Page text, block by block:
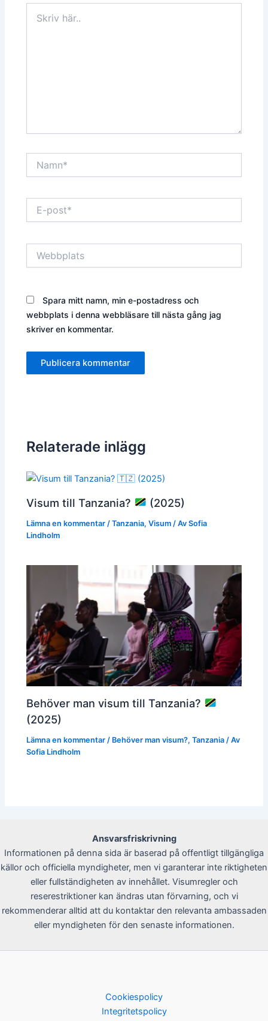
här..
post*
Spara mitt namn, min e-postadress och
webbplats i denna webbläsare till nästa gång jag
skriver en kommentar.
Relaterade inlägg
Visum till Tanzania? (2025)
Lämna en kommentar /Tanzania,Visum / Av Sofia
Lindholm
Behöver man visum till Tanzania?
(2025)
Lämna en kommentar / Behöver man visum?,Tanzania / Av
Sofia Lindholm
Ansvarsfriskrivning
Informationen på denna sida är baserad på offentligt tillgängliga
källor och officiella myndigheter, men vi garanterar inte riktigheten
eller fullständigheten av innehållet. Visumregler och
reserestriktioner kan ändras utan förvarning, och vi
rekommenderar alltid att du kontaktar den relevanta ambassaden
eller myndigheten för den senaste informationen.
Cookiespolicy
Integritetspolicy